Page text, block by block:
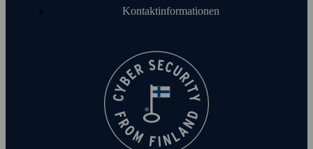
Kontakt­informationen